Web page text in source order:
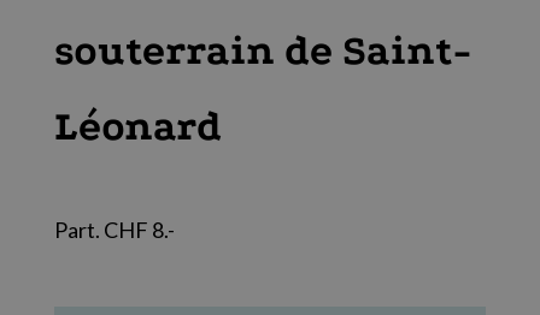
souterrain de Saint-
Léonard
Part. CHF 8.-